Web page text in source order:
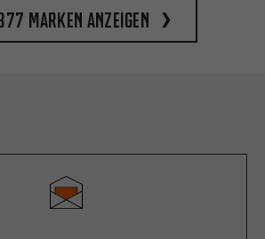
Marken anzeigen